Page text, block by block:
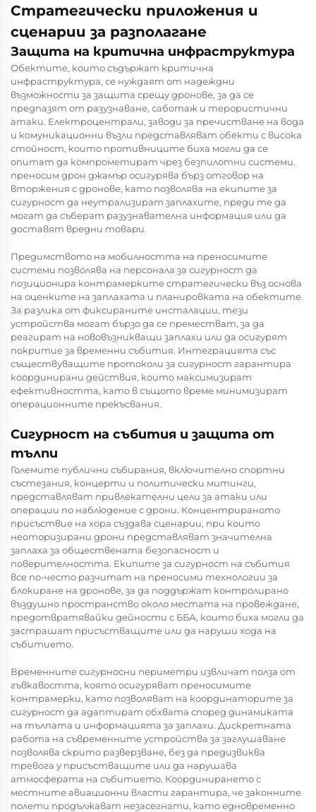
Стратегически приложения и
сценарии за разполагане
Защита на критична инфраструктура
Обектите, които съдържат критична
инфраструктура, се нуждаят от надеждни
възможности за защита срещу дронове, за да се
предпазят от разузнаване, саботаж и терористични
атаки. Електроцентрали, заводи за пречистване на вода
и комуникационни възли представляват обекти с висока
стойност, които противниците биха могли да се
опитат да компрометират чрез безпилотни системи.
преносим дрон джамъросигурява бърз отговор на
вторжения с дронове, като позволява на екипите за
сигурност да неутрализират заплахите, преди те да
могат да съберат разузнавателна информация или да
доставят вредни товари.
Предимството на мобилността на преносимите
системи позволява на персонала за сигурност да
позиционира контрамерките стратегически въз основа
на оценките на заплахата и планировката на обектите.
За разлика от фиксираните инсталации, тези
устройства могат бързо да се преместват, за да
реагират на нововъзникващи заплахи или да осигурят
покритие за временни събития. Интеграцията със
съществуващите протоколи за сигурност гарантира
координирани действия, които максимизират
ефективността, като в същото време минимизират
операционните прекъсвания.
Сигурност на събития и защита от
тълпи
Големите публични събирания, включително спортни
състезания, концерти и политически митинги,
представляват привлекателни цели за атаки или
операции по наблюдение с дрони. Концентрираното
присъствие на хора създава сценарии, при които
неоторизирани дрони представляват значителна
заплаха за обществената безопасност и
поверителността. Екипите за сигурност на събития
все по-често разчитат на преносими технологии за
блокиране на дронове, за да поддържат контролирано
въздушно пространство около местата на провеждане,
предотвратявайки дейности с ББА, които биха могли да
застрашат присъстващите или да наруши хода на
събитието.
Временните сигурносни периметри извличат полза от
гъвкавостта, която осигуряват преносимите
контрамерки, като позволяват на координаторите за
сигурност да адаптират обхвата според динамиката
на тълпата и информацията за заплахи. Дискретната
работа на съвременните устройства за заглушаване
позволява скрито разверзване, без да предизвиква
тревога у присъстващите или да нарушава
атмосферата на събитието. Координирането с
местните авиационни власти гарантира, че законните
полети продължават незасегнати, като едновременно